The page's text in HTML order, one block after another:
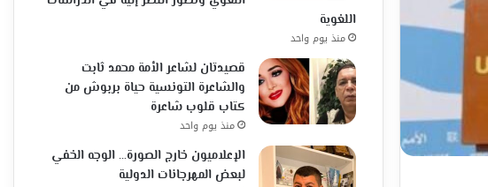
اللغوية
منذ يوم واحد
قصيدتان لشاعر الأمة محمد ثابت
والشاعرة التونسية حياة بربوش من
كتاب قلوب شاعرة
منذ يوم واحد
الإعلاميون خارج الصورة… الوجه الخفي
لبعض المهرجانات الدولية